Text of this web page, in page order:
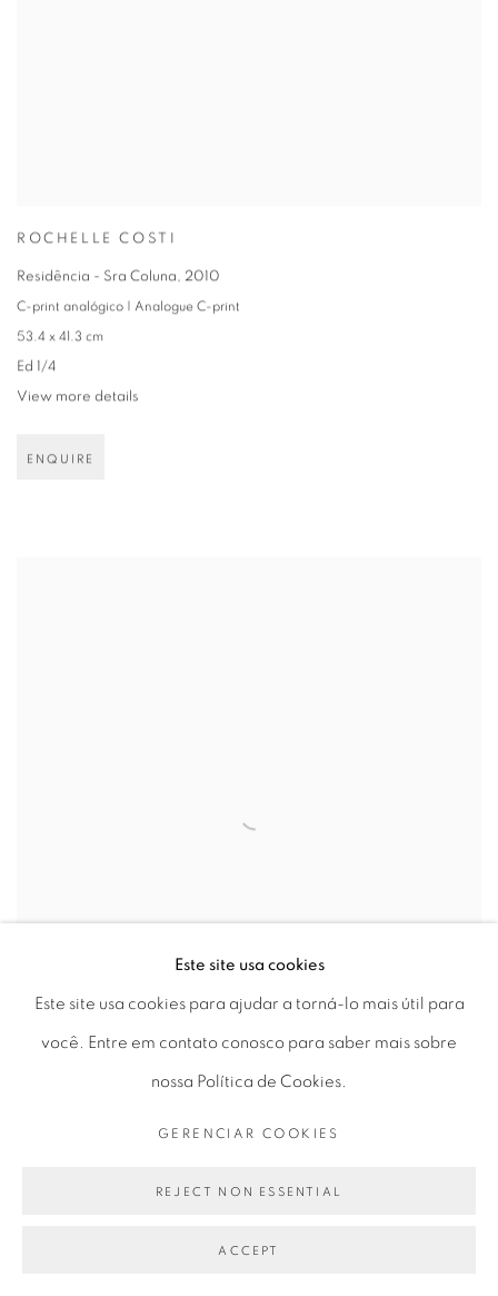
ROCHELLE COSTI
Residência - Sra Coluna, 2010
C-print analógico | Analogue C-print
53.4 x 41.3 cm
Ed 1/4
View more details
ENQUIRE
,2010
Este site usa cookies
Este site usa cookies para ajudar a torná-lo mais útil para
você. Entre em contato conosco para saber mais sobre
nossa Política de Cookies.
GERENCIAR COOKIES
REJECT NON ESSENTIAL
ACCEPT